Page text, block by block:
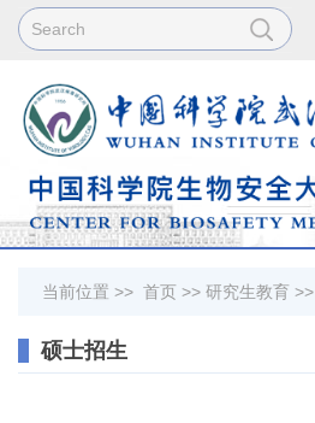
当前位置 >> 首页 >> 研究生教育 >>
硕士招生